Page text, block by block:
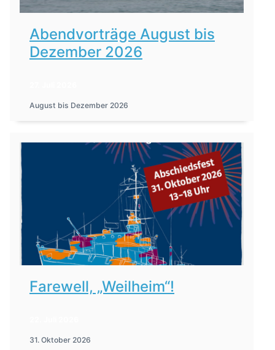
Abendvorträge August bis
Dezember 2026
August bis Dezember 2026
Farewell, „Weilheim“!
31. Oktober 2026